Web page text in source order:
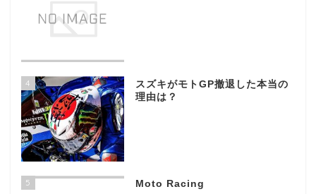
4
スズキがモトGP撤退した本当の
理由は？
5 Moto Racing